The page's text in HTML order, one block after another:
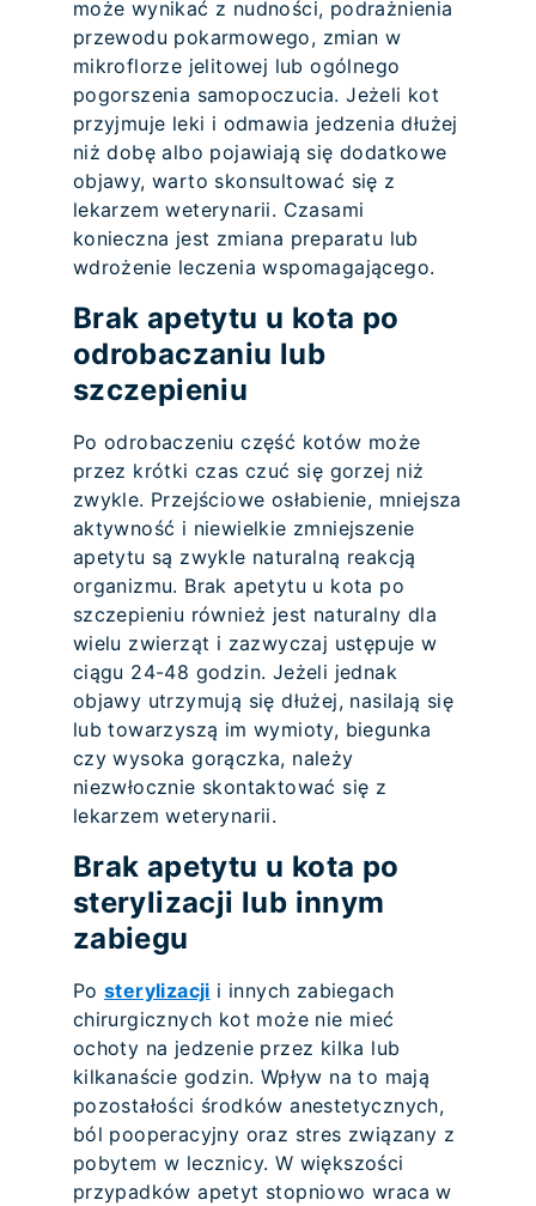
może wynikać z nudności, podrażnienia
przewodu pokarmowego, zmian w
mikroflorze jelitowej lub ogólnego
pogorszenia samopoczucia. Jeżeli kot
przyjmuje leki i odmawia jedzenia dłużej
niż dobę albo pojawiają się dodatkowe
objawy, warto skonsultować się z
lekarzem weterynarii. Czasami
konieczna jest zmiana preparatu lub
wdrożenie leczenia wspomagającego.
Brak apetytu u kota po
odrobaczaniu lub
szczepieniu
Po odrobaczeniu część kotów może
przez krótki czas czuć się gorzej niż
zwykle. Przejściowe osłabienie, mniejsza
aktywność i niewielkie zmniejszenie
apetytu są zwykle naturalną reakcją
organizmu. Brak apetytu u kota po
szczepieniu również jest naturalny dla
wielu zwierząt i zazwyczaj ustępuje w
ciągu 24-48 godzin. Jeżeli jednak
objawy utrzymują się dłużej, nasilają się
lub towarzyszą im wymioty, biegunka
czy wysoka gorączka, należy
niezwłocznie skontaktować się z
lekarzem weterynarii.
Brak apetytu u kota po
sterylizacji lub innym
zabiegu
Po sterylizacji i innych zabiegach
chirurgicznych kot może nie mieć
ochoty na jedzenie przez kilka lub
kilkanaście godzin. Wpływ na to mają
pozostałości środków anestetycznych,
ból pooperacyjny oraz stres związany z
pobytem w lecznicy. W większości
przypadków apetyt stopniowo wraca w